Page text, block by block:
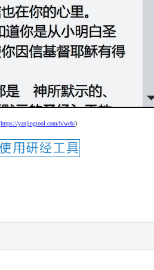
https://yanjingtool.com/b/web/)